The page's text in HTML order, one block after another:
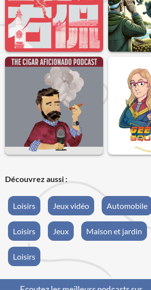
Découvrez aussi :
Loisirs Jeux vidéo Automobile
Loisirs Jeux Maison et jardin
Loisirs